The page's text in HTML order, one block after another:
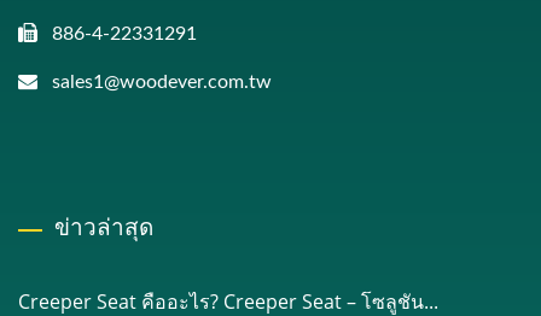
886-4-22331291
sales1@woodever.com.tw
ข่าวล่าสุด
Creeper Seat คืออะไร? Creeper Seat – โซลูชัน...